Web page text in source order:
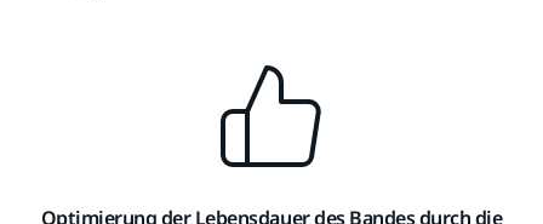
Optimierung der Lebensdauer des Bandes durch die